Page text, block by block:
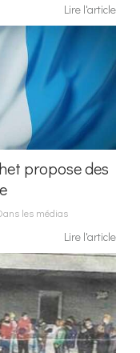
Lire l'article
propose des
les médias
Lire l'article